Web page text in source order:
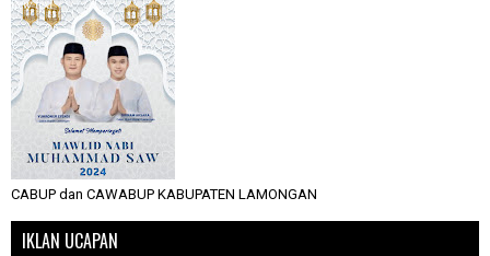
CABUP dan CAWABUP KABUPATEN LAMONGAN
IKLAN UCAPAN